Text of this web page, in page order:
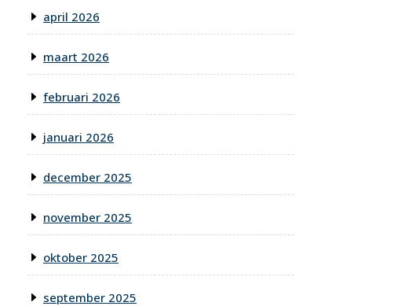
april 2026
maart 2026
februari 2026
januari 2026
december 2025
november 2025
oktober 2025
september 2025